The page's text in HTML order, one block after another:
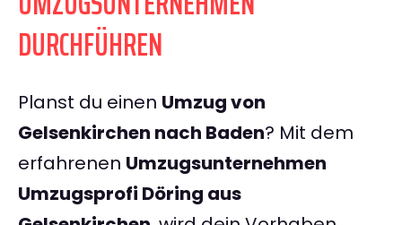
DURCHFÜHREN
Planst du einen Umzug von
Gelsenkirchen nach Baden? Mit dem
erfahrenen Umzugsunternehmen
Umzugsprofi Döring aus